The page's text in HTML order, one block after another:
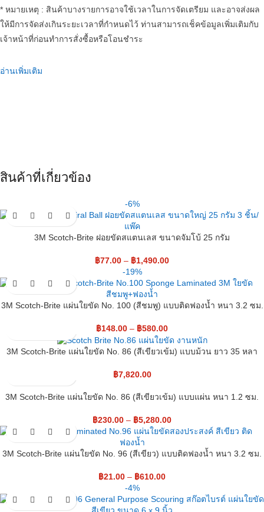
* หมายเหตุ : สินค้าบางรายการอาจใช้เวลาในการจัดเตรียม และอาจส่งผล
ให้มีการจัดส่งเกินระยะเวลาที่กำหนดไว้ ท่านสามารถเช็คข้อมูลเพิ่มเติมกับ
เจ้าหน้าที่ก่อนทำการสั่งซื้อหรือโอนชำระ
อ่านเพิ่มเติม
สินค้าที่เกี่ยวข้อง
-6%
3M Scotch-Brite ฝอยขัดสแตนเลส ขนาดจัมโบ้ 25 กรัม
฿77.00 – ฿1,490.00
-19%
3M Scotch-Brite แผ่นใยขัด No. 100 (สีชมพู) แบบติดฟองน้ำ หนา 3.2 ซม.
฿148.00 – ฿580.00
3M Scotch-Brite แผ่นใยขัด No. 86 (สีเขียวเข้ม) แบบม้วน ยาว 35 หลา
฿7,820.00
3M Scotch-Brite แผ่นใยขัด No. 86 (สีเขียวเข้ม) แบบแผ่น หนา 1.2 ซม.
฿230.00 – ฿5,280.00
3M Scotch-Brite แผ่นใยขัด No. 96 (สีเขียว) แบบติดฟองน้ำ หนา 3.2 ซม.
฿21.00 – ฿610.00
-4%